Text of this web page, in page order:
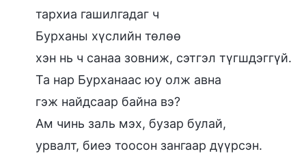
тархиа гашилгадаг ч
Бурханы хүслийн төлөө
хэн нь ч санаа зовниж, сэтгэл түгшдэггүй.
Та нар Бурханаас юу олж авна
гэж найдсаар байна вэ?
Ам чинь заль мэх, бузар булай,
урвалт, биеэ тоосон зангаар дүүрсэн.